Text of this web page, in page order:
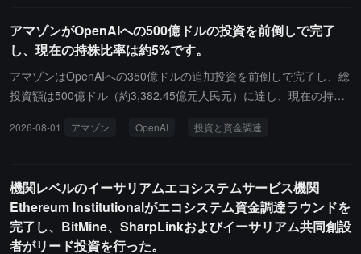
は、前テスラ工場の設計および建設チームのメンバーであるTurner
Caldwellによって2024年に共同設立され、サンフランシスコに本社
を置き、ソフトウェア技術を用いて伝統的な鉱業を再構築すること
に取り組んでいます。同社は現在、2つの鉱山を運営しています：
サス州にあるLithium One（リチウム鉱、2027年に商業生産を開始
アマゾンがOpenAIへの500億ドルの投資を前倒しで完了
し、現在の持株比率は約5%です。
アマゾンはOpenAIへの350億ドルの追加投資を前倒しで完了し、総
投資額は500億ドル（約3,382.45億元人民元）に達し、現在の持株
を満たしていないにもかかわらず、アマゾンは前倒しで契約を履行
するための重要な前提条件となりました。
2026-08-01 アマゾン OpenAI 投資と資金調達
機関レベルのイーサリアムエコシステムサービス機関
Ethereum Institutionalがエコシステム資金調達ラウンドを
完了し、BitMine、SharpLinkおよびイーサリアム共同創設
者がリード投資を行った。